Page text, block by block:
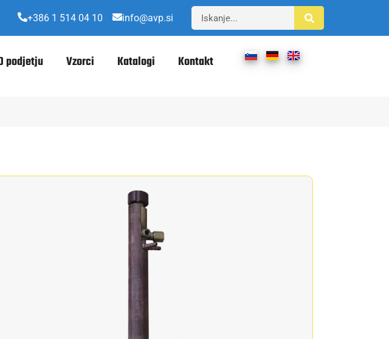
+386 1 514 04 10 info@avp.si
podjetju Vzorci Katalogi Kontakt